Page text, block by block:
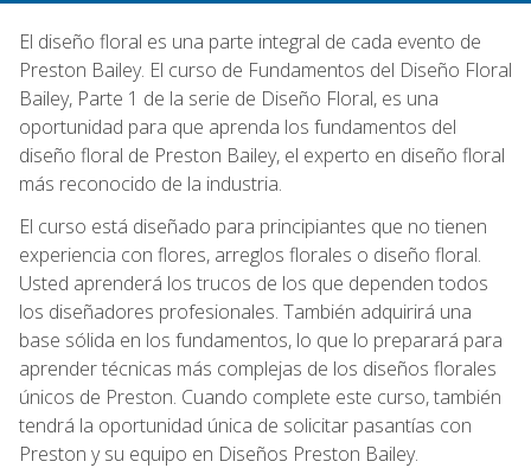
El diseño floral es una parte integral de cada evento de
Preston Bailey. El curso de Fundamentos del Diseño Floral
Bailey, Parte 1 de la serie de Diseño Floral, es una
oportunidad para que aprenda los fundamentos del
diseño floral de Preston Bailey, el experto en diseño floral
más reconocido de la industria.
El curso está diseñado para principiantes que no tienen
experiencia con flores, arreglos florales o diseño floral.
Usted aprenderá los trucos de los que dependen todos
los diseñadores profesionales. También adquirirá una
base sólida en los fundamentos, lo que lo preparará para
aprender técnicas más complejas de los diseños florales
únicos de Preston. Cuando complete este curso, también
tendrá la oportunidad única de solicitar pasantías con
Preston y su equipo en Diseños Preston Bailey.